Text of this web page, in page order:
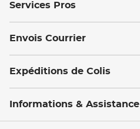
Services Pros
Envois Courrier
Expéditions de Colis
Informations & Assistance